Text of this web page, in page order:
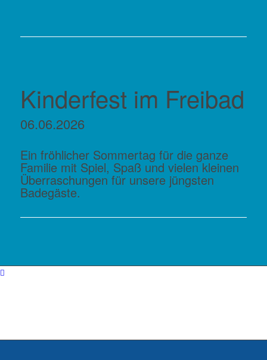
Kinderfest im Freibad
06.06.2026
Ein fröhlicher Sommertag für die ganze
Familie mit Spiel, Spaß und vielen kleinen
Überraschungen für unsere jüngsten
Badegäste.